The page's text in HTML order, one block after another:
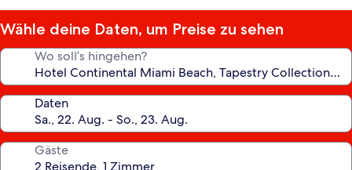
Wähle deine Daten, um Preise zu sehen
Wo soll’s hingehen?
Daten
Gäste